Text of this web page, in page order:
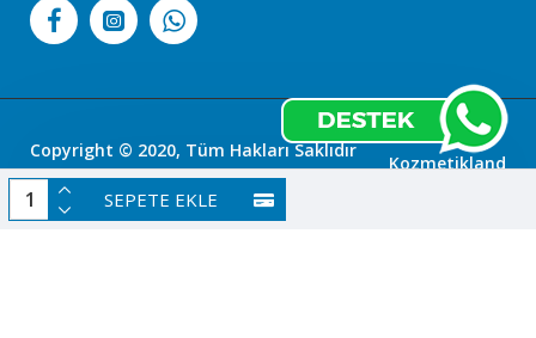
SEPETE EKLE
Copyright © 2020, Tüm Hakları Saklıdır
|
Kozmetikland